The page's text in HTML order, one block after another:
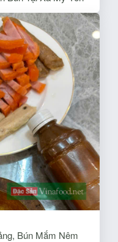
Bún Mắm Nêm